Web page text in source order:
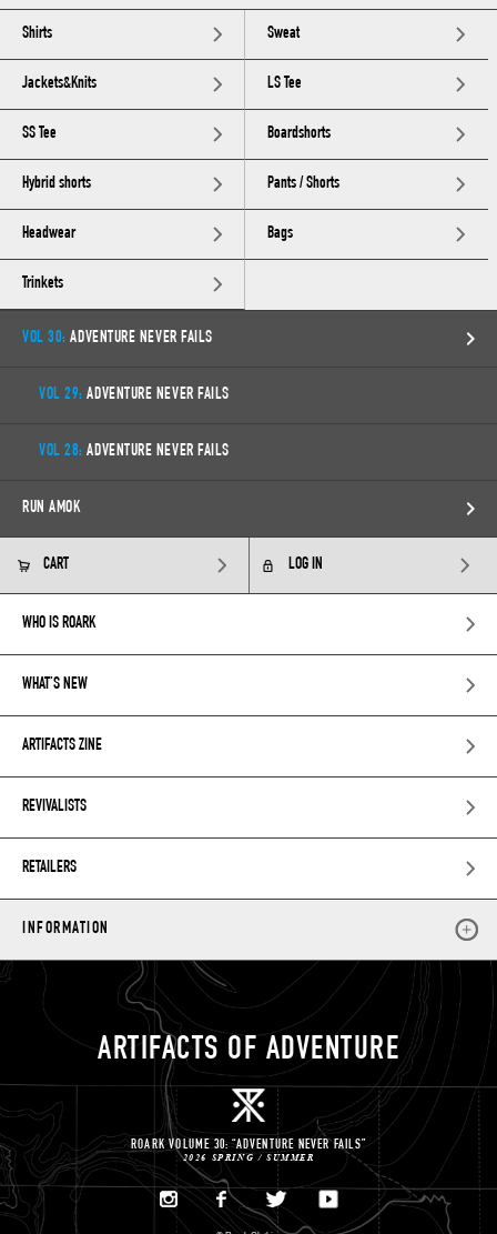
Shirts Sweat
Jackets&Knits LS Tee
SS Tee Boardshorts
Hybrid shorts Pants / Shorts
Headwear Bags
Trinkets
VOL 30: ADVENTURE NEVER FAILS
VOL 29: ADVENTURE NEVER FAILS
VOL 28: ADVENTURE NEVER FAILS
RUN AMOK
CART LOG IN
WHO IS ROARK
WHAT’S NEW
ARTIFACTS ZINE
REVIVALISTS
RETAILERS
INFORMATION
ARTIFACTS OF ADVENTURE
ROARK VOLUME 30: “ADVENTURE NEVER FAILS”
2026 SPRING / SUMMER